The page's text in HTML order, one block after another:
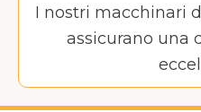
I nostri macchinari
assicurano una